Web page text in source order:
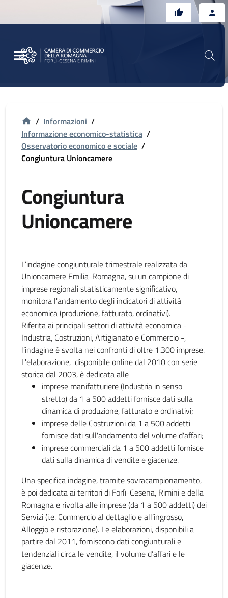
/ Informazioni /
Informazione economico-statistica /
Osservatorio economico e sociale /
Congiuntura Unioncamere
Congiuntura
Unioncamere
L’indagine congiunturale trimestrale realizzata da
Unioncamere Emilia-Romagna, su un campione di
imprese regionali statisticamente significativo,
monitora l'andamento degli indicatori di attività
economica (produzione, fatturato, ordinativi).
Riferita ai principali settori di attività economica -
Industria, Costruzioni, Artigianato e Commercio -,
l’indagine è svolta nei confronti di oltre 1.300 imprese.
L'elaborazione, disponibile online dal 2010 con serie
storica dal 2003, è dedicata alle
imprese manifatturiere (Industria in senso
stretto) da 1 a 500 addetti fornisce dati sulla
dinamica di produzione, fatturato e ordinativi;
imprese delle Costruzioni da 1 a 500 addetti
fornisce dati sull'andamento del volume d'affari;
imprese commerciali da 1 a 500 addetti fornisce
dati sulla dinamica di vendite e giacenze.
Una specifica indagine, tramite sovracampionamento,
è poi dedicata ai territori di Forlì-Cesena, Rimini e della
Romagna e rivolta alle imprese (da 1 a 500 addetti) dei
Servizi (i.e. Commercio al dettaglio e all’ingrosso,
Alloggio e ristorazione). Le elaborazioni, disponibili a
partire dal 2011, forniscono dati congiunturali e
tendenziali circa le vendite, il volume d’affari e le
giacenze.